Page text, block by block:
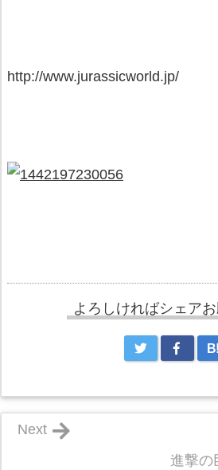
http://www.jurassicworld.jp/
よろしければシェア
B!
進撃の
Next